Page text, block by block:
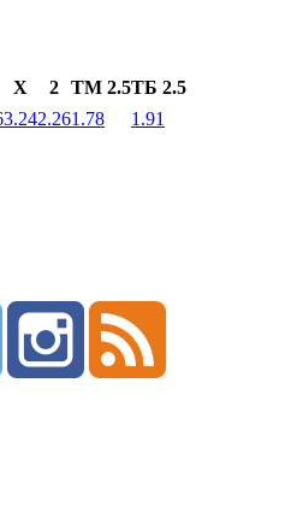
X 2 ТМ 2.5ТБ 2.5
3.242.261.78
1.91